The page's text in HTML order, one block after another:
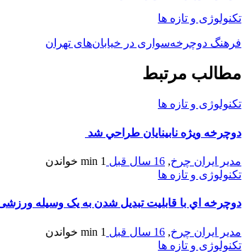
تکنولوژی و تازه ها
فرهنگ دوچرخه‌سواری در خیابان‌های تهران
مطالب مرتبط
تکنولوژی و تازه ها
دوچرخه ويژه نابينايان طراحي شد
مدیر ایران چرخ, 16 سال قبل 1 min
خواندن
تکنولوژی و تازه ها
دوچرخه اي با قابلیت تبدیل شدن به یک وسیله
مدیر ایران چرخ, 16 سال قبل 1 min
خواندن
تکنولوژی و تازه ها